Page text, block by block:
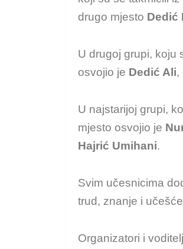
drugo mjesto Dedić
U drugoj grupi, koju
osvojio je Dedić Ali,
U najstarijoj grupi,
mjesto osvojio je
Hajrić Umihani.
Svim učesnicima
trud, znanje i
Organizatori i